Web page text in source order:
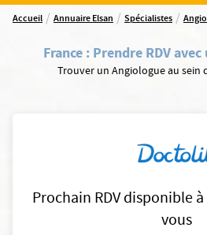
Accueil / Annuaire Elsan / Spécialistes /
France: Prendre RDV
Trouver un Angiologue au sein
Prochain RDV disponible
vous